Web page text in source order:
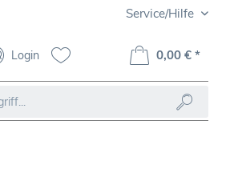
Service/Hilfe
Login 0,00 € *